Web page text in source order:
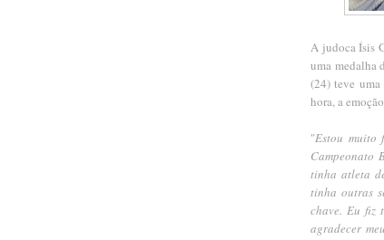
A judoca Ísis
uma medalha
(24) teve uma
hora, a
"Estou muito
Campeonato
tinha atleta
tinha outras
chave. Eu fiz
agradecer